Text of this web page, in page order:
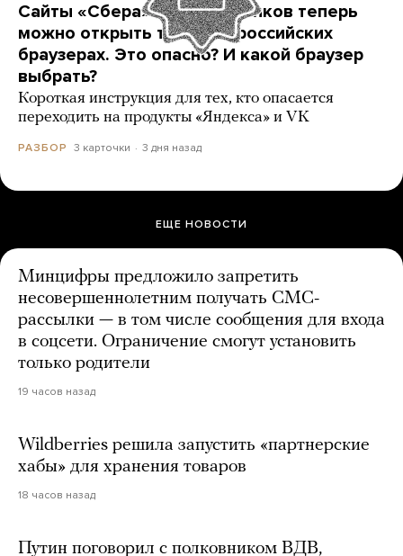
Сайты «Сбера» и других банков теперь
можно открыть только в российских
браузерах. Это опасно? И какой браузер
выбрать?
Короткая инструкция для тех, кто опасается
переходить на продукты «Яндекса» и VK
РАЗБОР 3 карточки 3 дня назад
ЕЩЕ НОВОСТИ
Минцифры предложило запретить
несовершеннолетним получать СМС-
рассылки — в том числе сообщения для входа
в соцсети. Ограничение смогут установить
только родители
19 часов назад
Wildberries решила запустить «партнерские
хабы» для хранения товаров
18 часов назад
Путин поговорил с полковником ВДВ,